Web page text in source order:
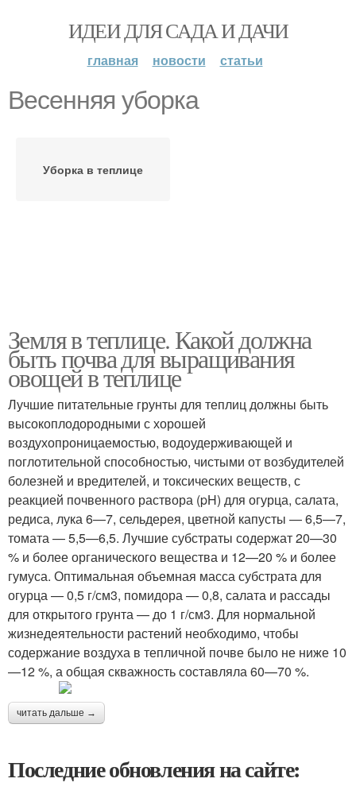
ИДЕИ ДЛЯ САДА И ДАЧИ
главная новости статьи
Весенняя уборка
Уборка в теплице
Земля в теплице. Какой должна
быть почва для выращивания
овощей в теплице
Лучшие питательные грунты для теплиц должны быть
высокоплодородными с хорошей
воздухопроницаемостью, водоудерживающей и
поглотительной способностью, чистыми от возбудителей
болезней и вредителей, и токсических веществ, с
реакцией почвенного раствора (pH) для огурца, салата,
редиса, лука 6—7, сельдерея, цветной капусты — 6,5—7,
томата — 5,5—6,5. Лучшие субстраты содержат 20—30
% и более органического вещества и 12—20 % и более
гумуса. Оптимальная объемная масса субстрата для
огурца — 0,5 г/см3, помидора — 0,8, салата и рассады
для открытого грунта — до 1 г/см3. Для нормальной
жизнедеятельности растений необходимо, чтобы
содержание воздуха в тепличной почве было не ниже 10
—12 %, а общая скважность составляла 60—70 %.
читать дальше →
Последние обновления на сайте: